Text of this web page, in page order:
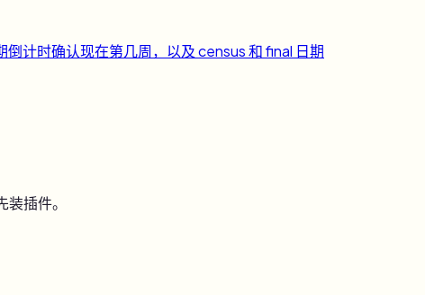
倒计时确认现在第几周，以及 census 和 final 日期
插件。